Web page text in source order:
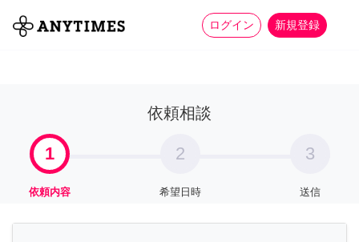
ログイン 新規登録
全て 家事 more_horiz
依頼相談
1
依頼内容
2
希望日時
3
送信